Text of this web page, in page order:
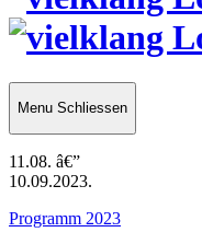
Menu Schliessen
11.08. â€”
10.09.2023.
Programm 2023